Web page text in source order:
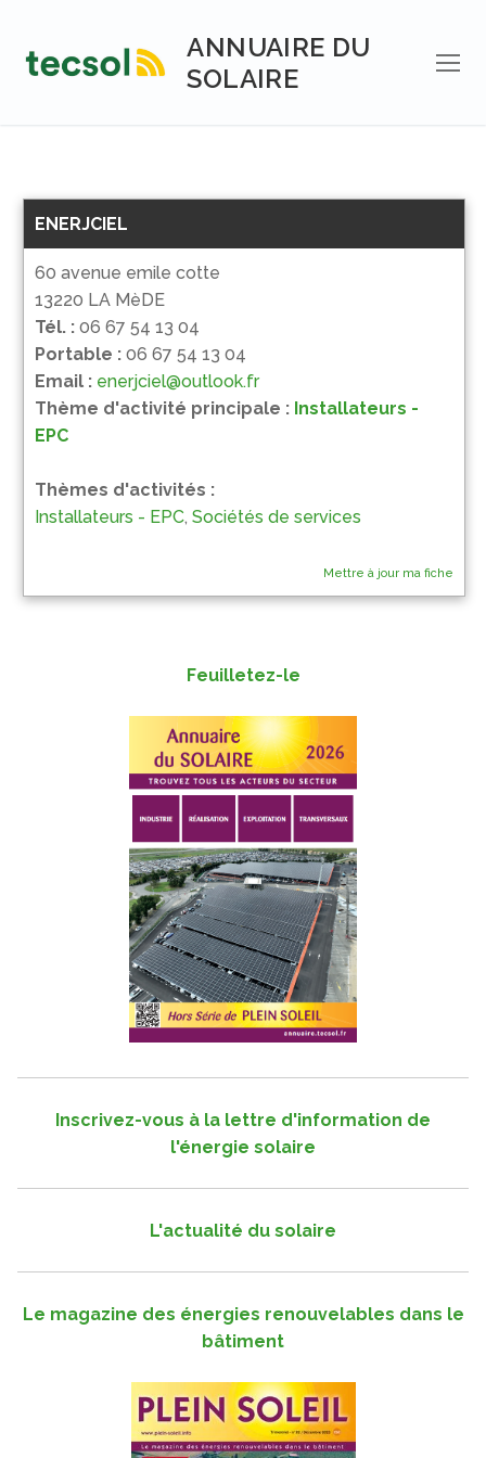
contenu
ANNUAIRE DU
SOLAIRE
ENERJCIEL
60 avenue emile cotte
13220 LA MèDE
Tél. : 06 67 54 13 04
Portable : 06 67 54 13 04
Email : enerjciel@outlook.fr
Thème d'activité principale : Installateurs -
EPC
Thèmes d'activités :
Installateurs - EPC, Sociétés de services
Mettre à jour ma fiche
Feuilletez-le
Inscrivez-vous à la lettre d'information de
l'énergie solaire
L'actualité du solaire
Le magazine des énergies renouvelables dans le
bâtiment